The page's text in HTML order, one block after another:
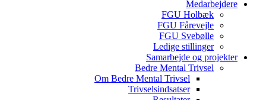
Medarbejdere
FGU Holbæk
FGU Fårevejle
FGU Svebølle
Ledige stillinger
Samarbejde og projekter
Bedre Mental Trivsel
Om Bedre Mental Trivsel
Trivselsindsatser